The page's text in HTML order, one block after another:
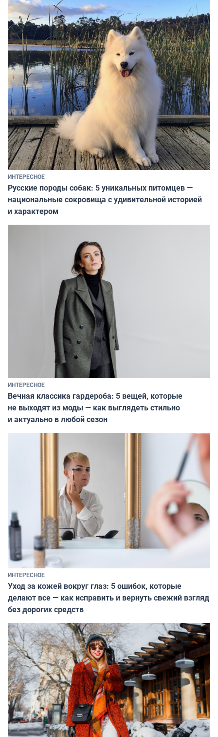
ИНТЕРЕСНОЕ
Русские породы собак: 5 уникальных питомцев —
национальные сокровища с удивительной историей
и характером
ИНТЕРЕСНОЕ
Вечная классика гардероба: 5 вещей, которые
не выходят из моды — как выглядеть стильно
и актуально в любой сезон
ИНТЕРЕСНОЕ
Уход за кожей вокруг глаз: 5 ошибок, которые
делают все — как исправить и вернуть свежий взгляд
без дорогих средств